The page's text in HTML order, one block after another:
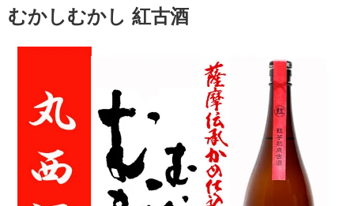
むかしむかし 紅古酒